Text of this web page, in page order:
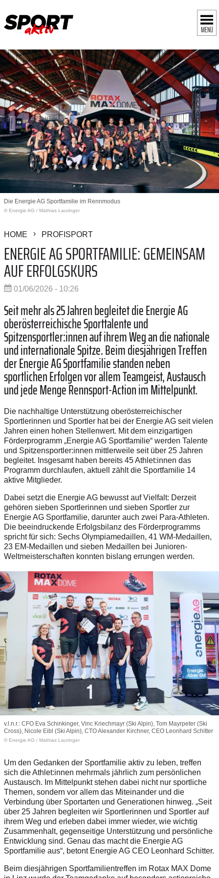
MENÜ
Die Energie AG Sportfamilie im Rennmodus
© Energie AG / Mathias Lauringer
HOME PROFISPORT
ENERGIE AG SPORTFAMILIE: GEMEINSAM
AUF ERFOLGSKURS
01/06/2026 - 10:26
Seit mehr als 25 Jahren begleitet die Energie AG
oberösterreichische Sporttalente und
Spitzensportler:innen auf ihrem Weg an die nationale
und internationale Spitze. Beim diesjährigen Treffen
der Energie AG Sportfamilie standen neben
sportlichen Erfolgen vor allem Teamgeist, Austausch
und jede Menge Rennsport-Action im Mittelpunkt.
Die nachhaltige Unterstützung oberösterreichischer
Sportlerinnen und Sportler hat bei der Energie AG seit vielen
Jahren einen hohen Stellenwert. Mit dem einzigartigen
Förderprogramm „Energie AG Sportfamilie“ werden Talente
und Spitzensportler:innen mittlerweile seit über 25 Jahren
begleitet. Insgesamt haben bereits 45 Athlet:innen das
Programm durchlaufen, aktuell zählt die Sportfamilie 14
aktive Mitglieder.
Dabei setzt die Energie AG bewusst auf Vielfalt: Derzeit
gehören sieben Sportlerinnen und sieben Sportler zur
Energie AG Sportfamilie, darunter auch zwei Para-Athleten.
Die beeindruckende Erfolgsbilanz des Förderprogramms
spricht für sich: Sechs Olympiamedaillen, 41 WM-Medaillen,
23 EM-Medaillen und sieben Medaillen bei Junioren-
Weltmeisterschaften konnten bislang errungen werden.
v.l.n.r.: CFO Eva Schinkinger, Vinc Kriechmayr (Ski Alpin), Tom Mayrpeter (Ski
Cross), Nicole Eibl (Ski Alpin), CTO Alexander Kirchner, CEO Leonhard Schitter
© Energie AG / Mathias Lauringer
Um den Gedanken der Sportfamilie aktiv zu leben, treffen
sich die Athlet:innen mehrmals jährlich zum persönlichen
Austausch. Im Mittelpunkt stehen dabei nicht nur sportliche
Themen, sondern vor allem das Miteinander und die
Verbindung über Sportarten und Generationen hinweg. „Seit
über 25 Jahren begleiten wir Sportlerinnen und Sportler auf
ihrem Weg und erleben dabei immer wieder, wie wichtig
Zusammenhalt, gegenseitige Unterstützung und persönliche
Entwicklung sind. Genau das macht die Energie AG
Sportfamilie aus“, betont Energie AG CEO Leonhard Schitter.
Beim diesjährigen Sportfamilientreffen im Rotax MAX Dome